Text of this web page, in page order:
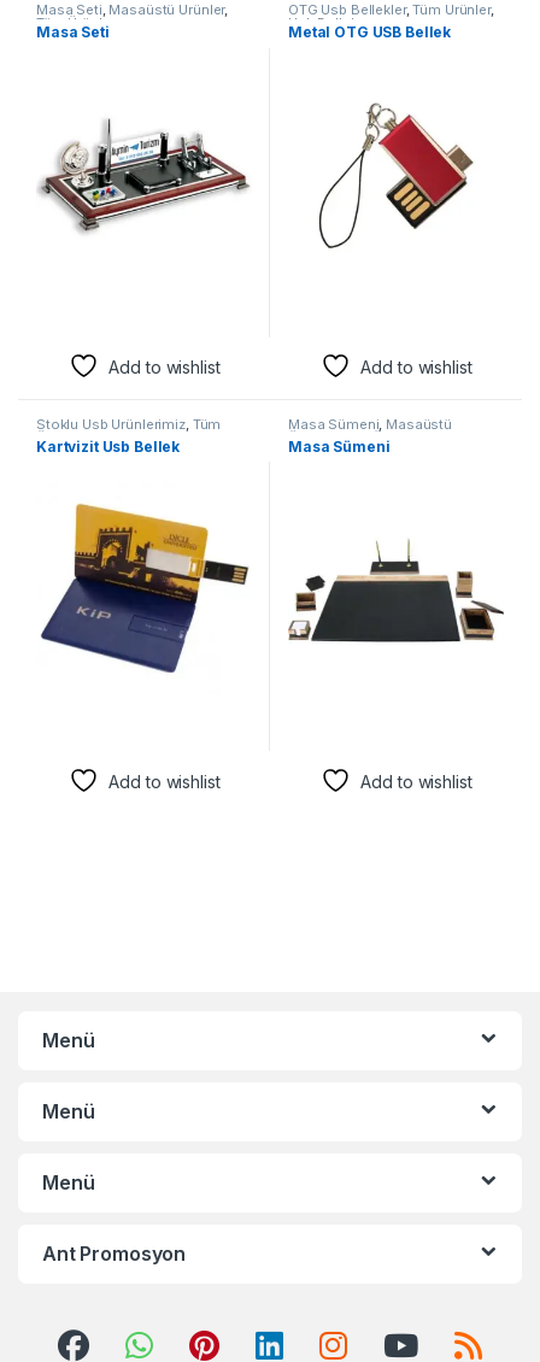
Masa Seti, Masaüstü Ürünler,
Tüm Ürünler
Masa Seti
Add to wishlist
OTG Usb Bellekler,Tüm Ürünler,
Usb Bellek
Metal OTG USB Bellek
Add to wishlist
Stoklu Usb Ürünlerimiz, Tüm
Ürünler Usb Bellek
Kartvizit Usb Bellek
Add to wishlist
Masa Sümeni, Masaüstü
Ürünler ,Tüm Ürünler
Masa Sümeni
Add to wishlist
Menü
Menü
Menü
Ant Promosyon